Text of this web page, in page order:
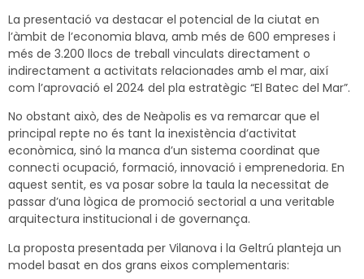
La presentació va destacar el potencial de la ciutat en
l’àmbit de l’economia blava, amb més de 600 empreses i
més de 3.200 llocs de treball vinculats directament o
indirectament a activitats relacionades amb el mar, així
com l’aprovació el 2024 del pla estratègic “El Batec del Mar”.
No obstant això, des de Neàpolis es va remarcar que el
principal repte no és tant la inexistència d’activitat
econòmica, sinó la manca d’un sistema coordinat que
connecti ocupació, formació, innovació i emprenedoria. En
aquest sentit, es va posar sobre la taula la necessitat de
passar d’una lògica de promoció sectorial a una veritable
arquitectura institucional i de governança.
La proposta presentada per Vilanova i la Geltrú planteja un
model basat en dos grans eixos complementaris: